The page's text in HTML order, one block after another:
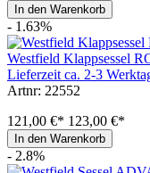
In den Warenkorb
- 1.63%
Westfield Klappsessel
Lieferzeit ca. 2-3
Artnr: 22552
121,00 €* 123,00 €*
In den Warenkorb
- 2.8%